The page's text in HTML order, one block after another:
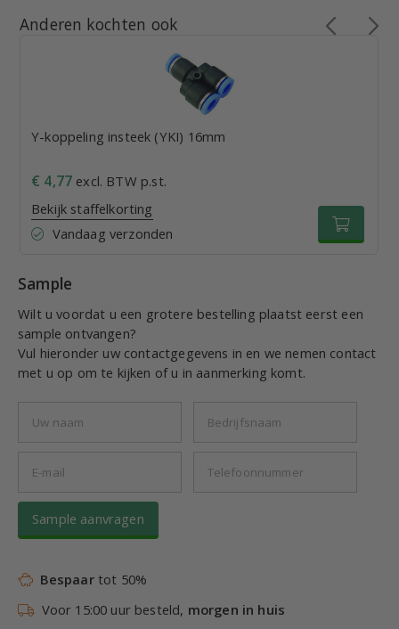
Anderen kochten ook
Y-koppeling insteek (YKI) 16mm
€ 4,77 excl. BTW p.st.
Bekijk staffelkorting
Vandaag verzonden
Sample
Wilt u voordat u een grotere bestelling plaatst eerst een
sample ontvangen?
Vul hieronder uw contactgegevens in en we nemen contact
met u op om te kijken of u in aanmerking komt.
Sample aanvragen
Bespaartot 50%
Voor 15:00 uur besteld, morgen in huis